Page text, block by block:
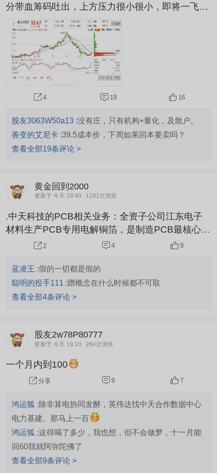
分带血筹码吐出，上方压力很小很小，即将一飞冲
天，我的观点，不一定准确，不喜勿喷。
4 19 16
股友3063W50a13 :没有庄，只有机构+量化，及散户。
善变的艾尼卡 :39.5成本价，下周如果回本要卖吗？
查看全部19条评论 >
黄金回到2000
更新于 今天 19:40 1181次浏览
.中天科技的PCB相关业务：全资子公司江东电子
材料生产PCB专用电解铜箔，是制造PCB最核心的
基材原料： -总产能5.5万吨/年，其中PCB铜箔3万
箔，供货AI服务器、高速光模块PCB厂商，2025
年PCB标箔出货国内前十； 2026年5月交易所行情
软件正式为其添加PCB概念标签，归类为PCB上游
2 4 8
蓝凌王 :假的一切都是假的
聪明的投手111 :蹭概念在什么时候都不可取
查看全部4条评论 >
股友2w78P80777
更新于 今天 19:10 284次浏览
一个月内到100
分享 9 7
鸿运狐 :除非算电协同发酵，英伟达找中天合作数据中心
电力基建。那马上一百
鸿运狐 :这得喝了多少，我也想，但不会做梦，十一月能
回60我就阿弥陀佛了
查看全部9条评论 >